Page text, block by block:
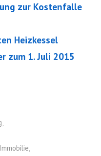
zur Kostenfalle
Heizkessel
zum 1. Juli 2015
,
Immobilie,